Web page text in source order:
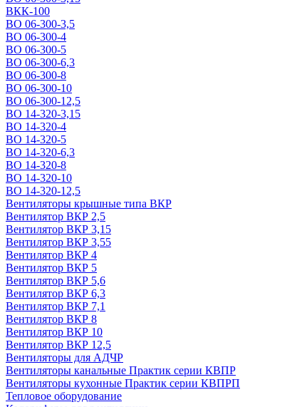
ВКК-100
ВО 06-300-3,5
ВО 06-300-4
ВО 06-300-5
ВО 06-300-6,3
ВО 06-300-8
ВО 06-300-10
ВО 06-300-12,5
ВО 14-320-3,15
ВО 14-320-4
ВО 14-320-5
ВО 14-320-6,3
ВО 14-320-8
ВО 14-320-10
ВО 14-320-12,5
Вентиляторы крышные типа ВКР
Вентилятор ВКР 2,5
Вентилятор ВКР 3,15
Вентилятор ВКР 3,55
Вентилятор ВКР 4
Вентилятор ВКР 5
Вентилятор ВКР 5,6
Вентилятор ВКР 6,3
Вентилятор ВКР 7,1
Вентилятор ВКР 8
Вентилятор ВКР 10
Вентилятор ВКР 12,5
Вентиляторы для АДЧР
Вентиляторы канальные Практик серии КВПР
Вентиляторы кухонные Практик серии КВПРП
Тепловое оборудование